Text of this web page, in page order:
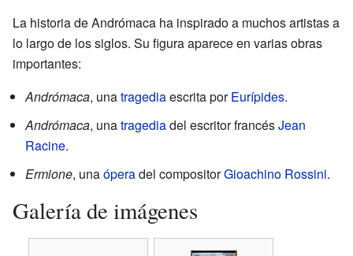
La historia de Andrómaca ha inspirado a muchos artistas a
lo largo de los siglos. Su figura aparece en varias obras
importantes:
Andrómaca, unatragediaescrita porEurípides.
Andrómaca, unatragediadel escritor francésJean
Racine.
Ermione, unaóperadel compositorGioachino Rossini.
Galería de imágenes